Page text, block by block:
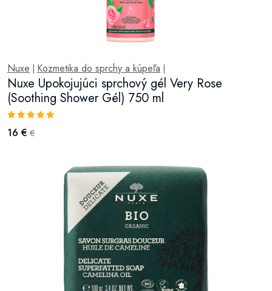
Nuxe Kozmetika do sprchy a kúpeľa
Nuxe Upokojujúci sprchový gél Very Rose
(Soothing Shower Gél) 750 ml
16 € €